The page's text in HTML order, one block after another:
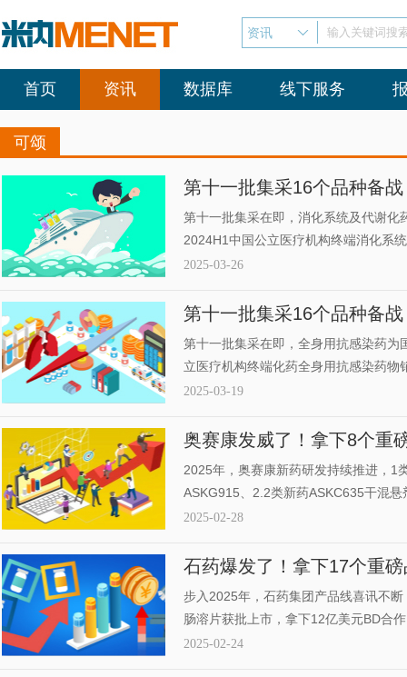
资讯 输入关键词搜
首页 资讯 数据库 线下服务
可颂
第十一批集采16个品种备
市场齐鲁、倍特发力
第十一批集采在即，消化系统及代谢
2024H1中国公立医疗机构终端消化系
6.42%。品牌TOP10中，阿斯利康的
品种备战第十一批集采，齐鲁、正大、
2025-03-26
第十一批集采16个品种备
市场倍特、石药发力
第十一批集采在即，全身用抗感染药
立医疗机构终端化药全身用抗感染药
TOP10中，辉瑞的注射用头孢哌酮钠
个品种备战第十一批集采，倍特、齐
2025-03-19
奥赛康发威了！拿下8个重
场，9款新药、4个首仿冲刺
2025年，奥赛康新药研发持续推进，1
ASKG915、2.2类新药ASKC635干混
种获批上市，其中多个品种为国内首
市申请在审。
2025-02-28
石药爆发了！拿下17个重
1类新药上市可期
步入2025年，石药集团产品线喜讯不
肠溶片获批上市，拿下12亿美元BD
上市，累计134个品种过评（33个首家
2025-02-24